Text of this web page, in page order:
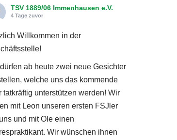
TSV 1889/06 Immenhausen e.V.
4 Tage zuvor
Willkommen in der
ab heute zwei neue Gesichter
welche uns das kommende
tatkräftig unterstützen werden! Wir
mit Leon unseren ersten FSJler
und mit Ole einen
Wir wünschen ihnen